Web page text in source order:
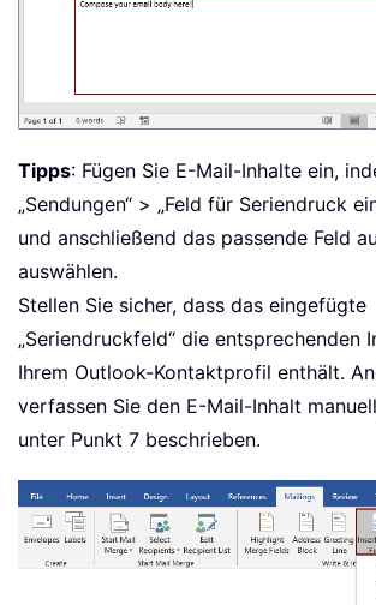
Tipps: Fügen Sie E-Mail-Inhalte ein,
„Sendungen“ > „Feld für Seriendruck
und anschließend das passende Feld
auswählen.
Stellen Sie sicher, dass das eingefügte
„Seriendruckfeld“ die entsprechenden
Ihrem Outlook-Kontaktprofil enthält.
verfassen Sie den E-Mail-Inhalt
unter Punkt 7 beschrieben.